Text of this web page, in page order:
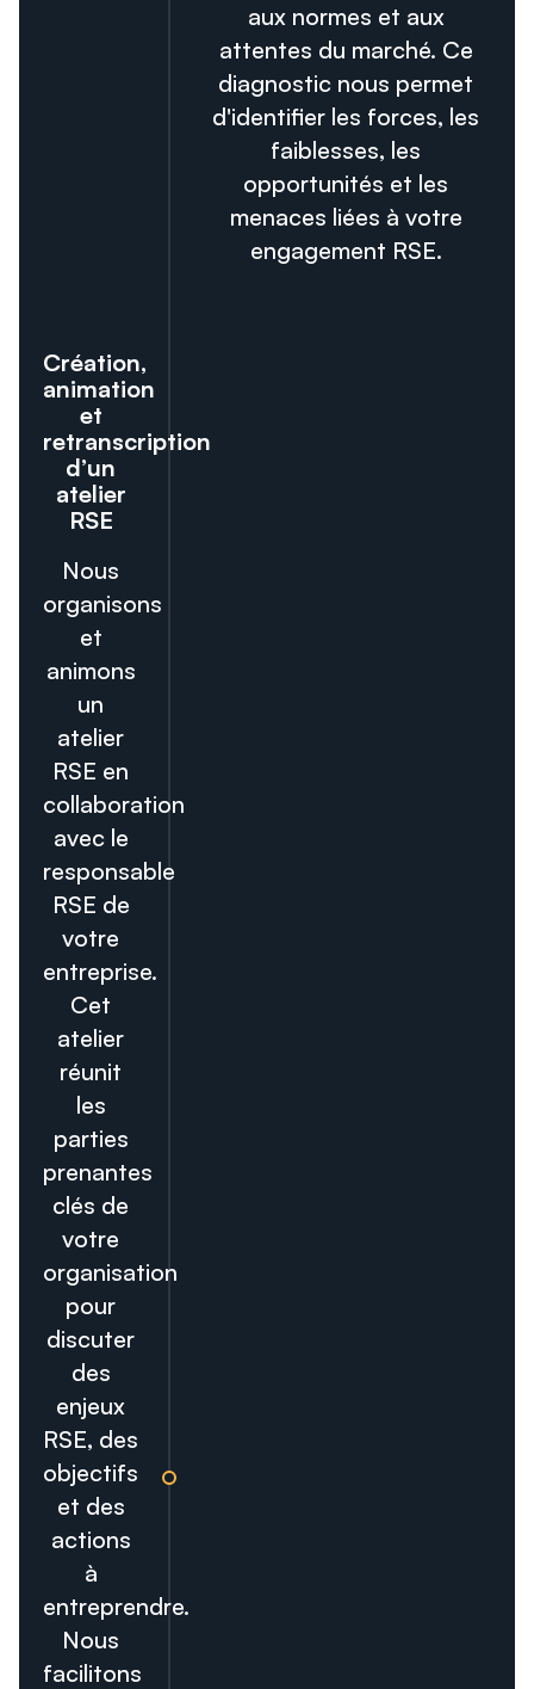
aux normes et aux
attentes du marché. Ce
diagnostic nous permet
d'identifier les forces, les
faiblesses, les
opportunités et les
menaces liées à votre
engagement RSE.
Création,
animation
et
retranscription
d’un
atelier
RSE
Nous
organisons
et
animons
un
atelier
RSE en
collaboration
avec le
responsable
RSE de
votre
entreprise.
Cet
atelier
réunit
les
parties
prenantes
clés de
votre
organisation
pour
discuter
des
enjeux
RSE, des
objectifs
et des
actions
à
entreprendre.
Nous
facilitons